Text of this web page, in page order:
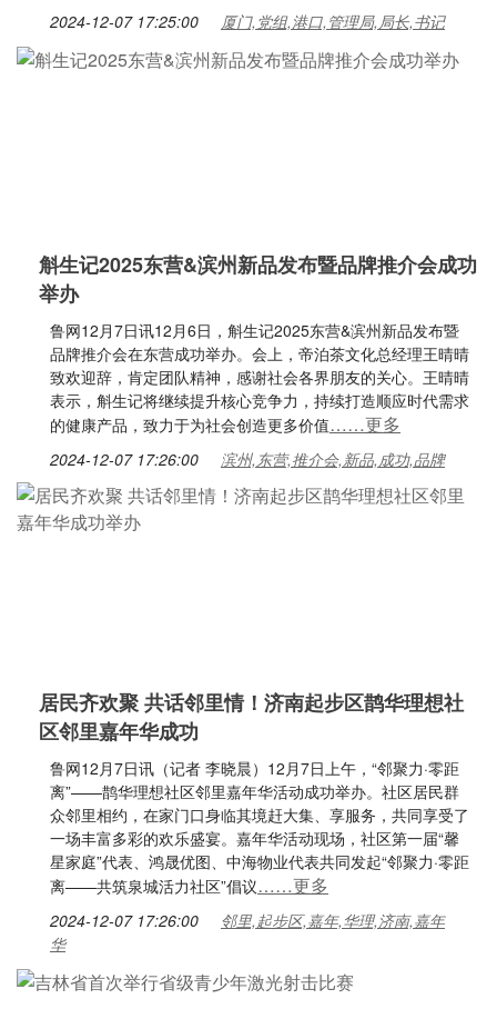
2024-12-07 17:25:00 厦门,党组,港口,管理局,局长,书记
斛生记2025东营&滨州新品发布暨品牌推介会成功
举办
鲁网12月7日讯12月6日，斛生记2025东营&滨州新品发布暨
品牌推介会在东营成功举办。会上，帝泊茶文化总经理王晴晴
致欢迎辞，肯定团队精神，感谢社会各界朋友的关心。王晴晴
表示，斛生记将继续提升核心竞争力，持续打造顺应时代需求
的健康产品，致力于为社会创造更多价值……更多
2024-12-07 17:26:00 滨州,东营,推介会,新品,成功,品牌
居民齐欢聚 共话邻里情！济南起步区鹊华理想社
区邻里嘉年华成功
鲁网12月7日讯（记者 李晓晨）12月7日上午，“邻聚力·零距
离”——鹊华理想社区邻里嘉年华活动成功举办。社区居民群
众邻里相约，在家门口身临其境赶大集、享服务，共同享受了
一场丰富多彩的欢乐盛宴。嘉年华活动现场，社区第一届“馨
星家庭”代表、鸿晟优图、中海物业代表共同发起“邻聚力·零距
离——共筑泉城活力社区”倡议……更多
2024-12-07 17:26:00
邻里,起步区,嘉年,华理,济南,嘉年
华